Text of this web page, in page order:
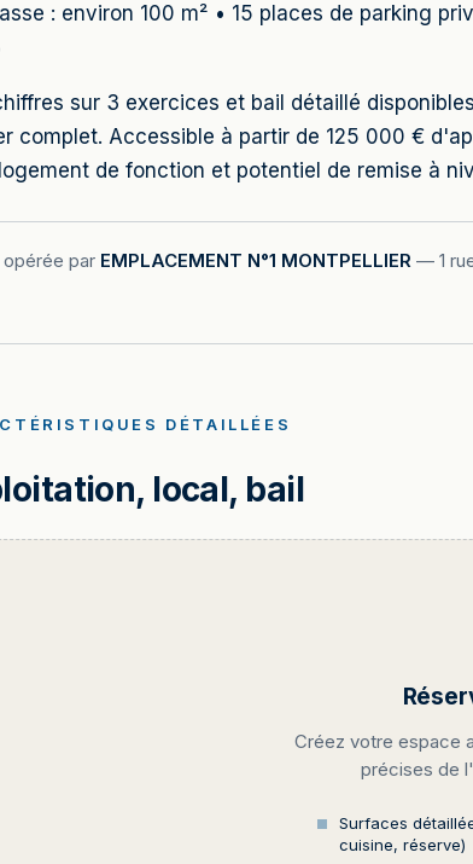
: environ 100 m² • 15 places de parking
sur 3 exercices et bail détaillé
complet. Accessible à partir de 125 000 €
de fonction et potentiel de remise à
par EMPLACEMENT N°1 MONTPELLIER — 1
DÉTAILLÉES
local, bail
Créez votre espace
précises de
Surfaces
cuisine, réserve)